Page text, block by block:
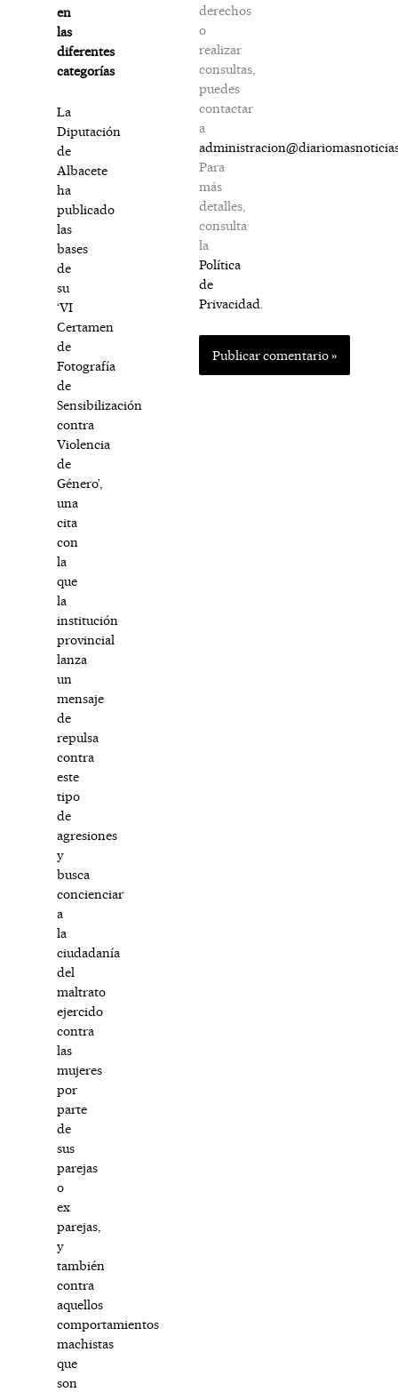
en
las
diferentes
categorías
La
Diputación
de
Albacete
ha
publicado
las
bases
de
su
‘VI
Certamen
de
Fotografía
de
Sensibilización
contra
Violencia
de
Género’,
una
cita
con
la
que
la
institución
provincial
lanza
un
mensaje
de
repulsa
contra
este
tipo
de
agresiones
y
busca
concienciar
a
la
ciudadanía
del
maltrato
ejercido
contra
las
mujeres
por
parte
de
sus
parejas
o
ex
parejas,
y
también
contra
aquellos
comportamientos
machistas
que
son
derechos
o
realizar
consultas,
puedes
contactar
a
Para
más
detalles,
consulta
la
Política
de
Privacidad